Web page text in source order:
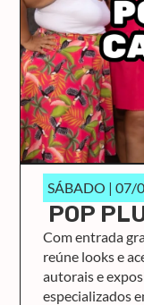
SÁBADO | 07/
POP
Com entrada
reúne looks e
autorais e
especializados